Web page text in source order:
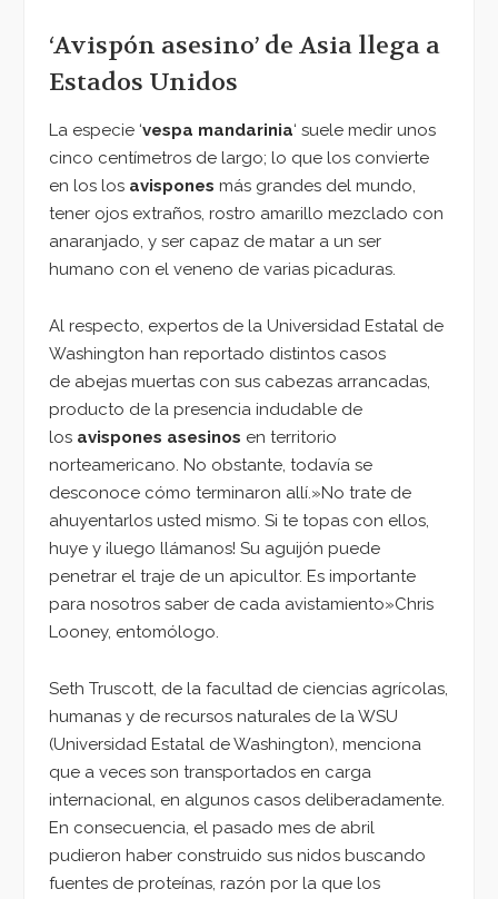
‘Avispón asesino’ de Asia llega a
Estados Unidos
La especie ‘vespa mandarinia‘ suele medir unos
cinco centímetros de largo; lo que los convierte
en los los avispones más grandes del mundo,
tener ojos extraños, rostro amarillo mezclado con
anaranjado, y ser capaz de matar a un ser
humano con el veneno de varias picaduras.
Al respecto, expertos de la Universidad Estatal de
Washington han reportado distintos casos
de abejas muertas con sus cabezas arrancadas,
producto de la presencia indudable de
los avispones asesinos en territorio
norteamericano. No obstante, todavía se
desconoce cómo terminaron allí.»No trate de
ahuyentarlos usted mismo. Si te topas con ellos,
huye y ¡luego llámanos! Su aguijón puede
penetrar el traje de un apicultor. Es importante
para nosotros saber de cada avistamiento»Chris
Looney, entomólogo.
Seth Truscott, de la facultad de ciencias agrícolas,
humanas y de recursos naturales de la WSU
(Universidad Estatal de Washington), menciona
que a veces son transportados en carga
internacional, en algunos casos deliberadamente.
En consecuencia, el pasado mes de abril
pudieron haber construido sus nidos buscando
fuentes de proteínas, razón por la que los